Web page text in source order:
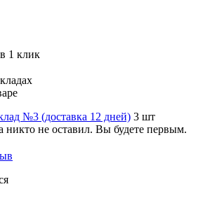
1 клик
№3 (доставка 12 дней) 3 шт
никто не оставил. Вы будете первым.